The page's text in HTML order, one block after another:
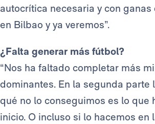
autocrítica necesaria y con
en Bilbao y ya veremos”.
¿Falta generar más fútbol?
“Nos ha faltado completar más
dominantes. En la segunda parte
qué no lo conseguimos es lo
inicio. O incluso si lo hacemos